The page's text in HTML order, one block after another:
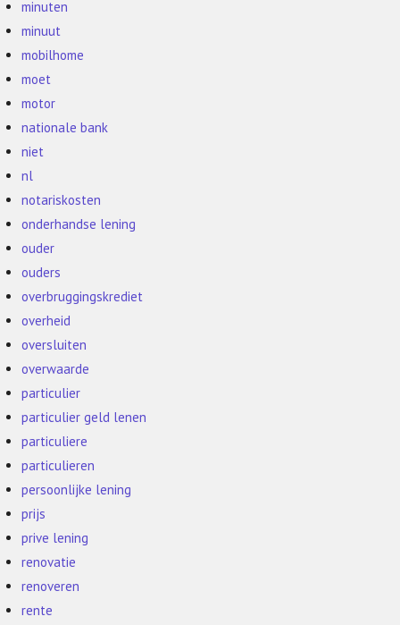
minuten
minuut
mobilhome
moet
motor
nationale bank
niet
nl
notariskosten
onderhandse lening
ouder
ouders
overbruggingskrediet
overheid
oversluiten
overwaarde
particulier
particulier geld lenen
particuliere
particulieren
persoonlijke lening
prijs
prive lening
renovatie
renoveren
rente